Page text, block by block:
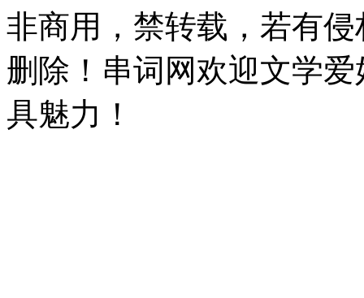
非商用，禁转载，若有
删除！串词网欢迎文学
具魅力！